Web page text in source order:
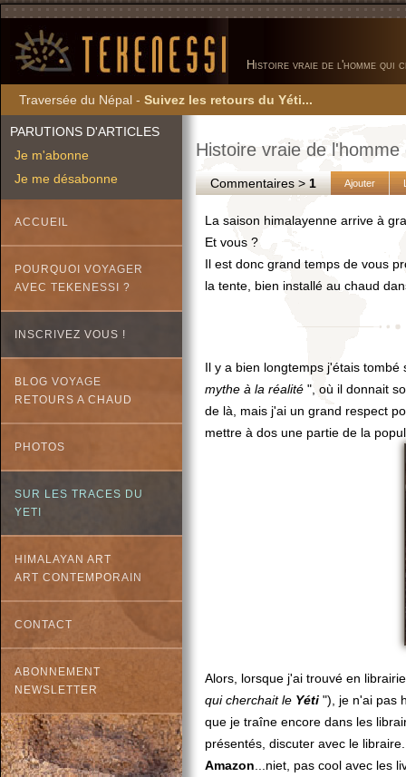
Histoire vraie de l'homme
Traversée du Népal - Suivez les retours du Yéti...
PARUTIONS D'ARTICLES
Je m'abonne
Je me désabonne
ACCUEIL
POURQUOI VOYAGER
AVEC TEKENESSI ?
INSCRIVEZ VOUS !
BLOG VOYAGE
RETOURS A CHAUD
PHOTOS
SUR LES TRACES DU
YETI
HIMALAYAN ART
ART CONTEMPORAIN
CONTACT
ABONNEMENT
NEWSLETTER
Histoire vraie de
Commentaires >1 Ajouter
La saison himalayenne arrive à
Et vous ?
Il est donc grand temps de vous
la tente, bien installé au chaud
Il y a bien longtemps j'étais
mythe à la réalité ", où il donnait
de là, mais j'ai un grand respect
mettre à dos une partie de la
Alors, lorsque j'ai trouvé en
qui cherchait le Yéti "), je n'ai pas
que je traîne encore dans les
présentés, discuter avec le
Amazon ...niet, pas cool avec les